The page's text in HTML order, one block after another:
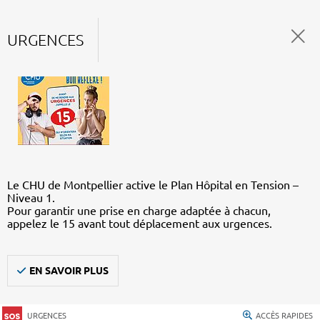
URGENCES
Le CHU de Montpellier active le Plan Hôpital en Tension –
Niveau 1.
Pour garantir une prise en charge adaptée à chacun,
appelez le 15 avant tout déplacement aux urgences.
EN SAVOIR PLUS
URGENCES ACCÈS RAPIDES